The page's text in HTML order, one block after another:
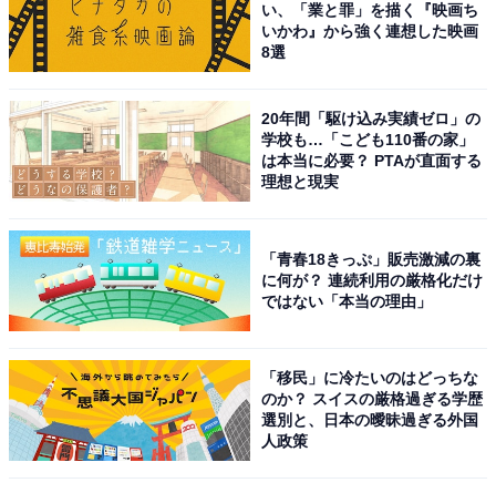
い、「業と罪」を描く『映画ち
いかわ』から強く連想した映画
8選
20年間「駆け込み実績ゼロ」の
学校も…「こども110番の家」
は本当に必要？ PTAが直面する
理想と現実
「青春18きっぷ」販売激減の裏
に何が？ 連続利用の厳格化だけ
ではない「本当の理由」
「移民」に冷たいのはどっちな
のか？ スイスの厳格過ぎる学歴
選別と、日本の曖昧過ぎる外国
人政策